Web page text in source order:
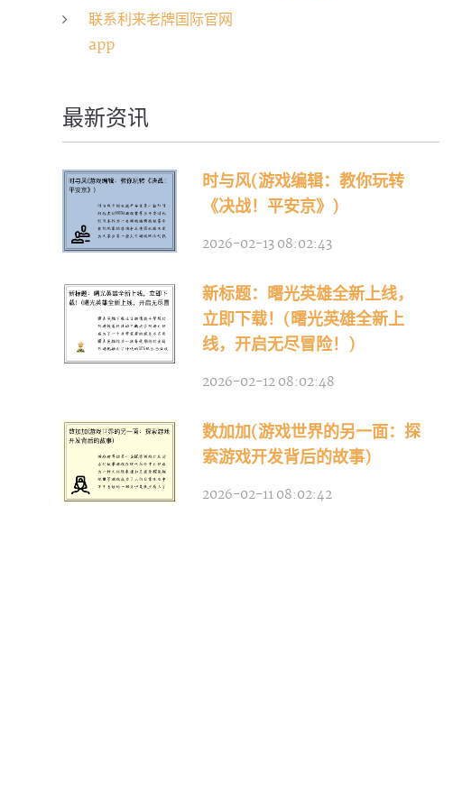
联系利来老牌国际官网
app
最新资讯
时与风(游戏编辑：教你玩转
《决战！平安京》)
2026-02-13 08:02:43
新标题：曙光英雄全新上线，
立即下载！(曙光英雄全新上
线，开启无尽冒险！)
2026-02-12 08:02:48
数加加(游戏世界的另一面：探
索游戏开发背后的故事)
2026-02-11 08:02:42